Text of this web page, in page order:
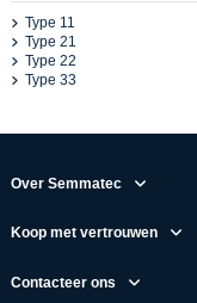
Type 11
Type 21
Type 22
Type 33
Over Semmatec
Koop met vertrouwen
Contacteer ons